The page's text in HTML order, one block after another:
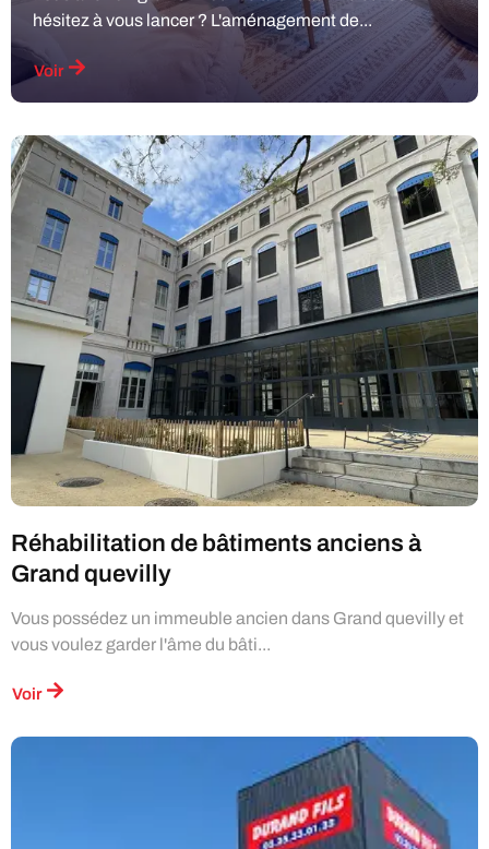
hésitez à vous lancer ? L'aménagement de...
Voir
Réhabilitation de bâtiments anciens à
Grand quevilly
Vous possédez un immeuble ancien dans Grand quevilly et
vous voulez garder l'âme du bâti...
Voir